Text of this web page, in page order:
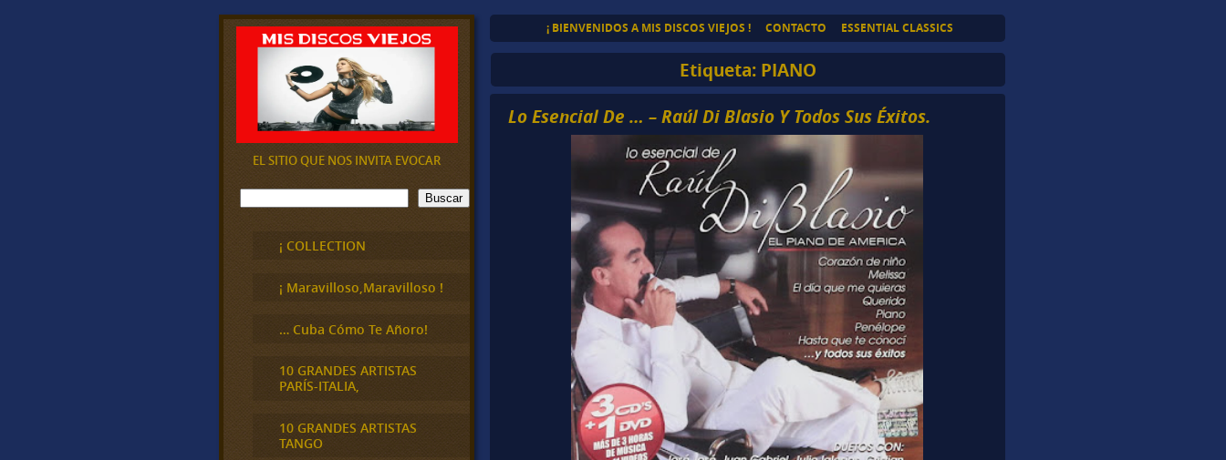
¡ BIENVENIDOS A MIS DISCOS VIEJOS ! CONTACTO ESSENTIAL CLASSICS
Etiqueta: PIANO
Lo Esencial De … – Raúl Di Blasio Y Todos Sus Éxitos.
EL SITIO QUE NOS INVITA EVOCAR
B
u
Buscar
¡ COLLECTION
¡ Maravilloso,Maravilloso !
… Cuba Cómo Te Añoro!
10 GRANDES ARTISTAS
PARÍS-ITALIA,
10 GRANDES ARTISTAS
TANGO